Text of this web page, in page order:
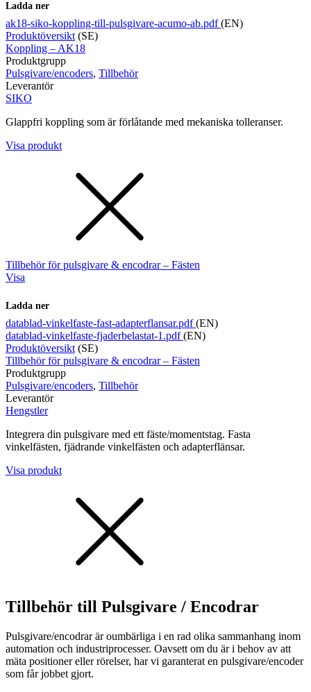
Ladda ner
ak18-siko-koppling-till-pulsgivare-acumo-ab.pdf(EN)
Produktöversikt (SE)
Koppling – AK18
Produktgrupp
Pulsgivare/encoders, Tillbehör
Leverantör
SIKO
Glappfri koppling som är förlåtande med mekaniska tolleranser.
Visa produkt
Tillbehör för pulsgivare & encodrar – Fästen
Visa
Ladda ner
datablad-vinkelfaste-fast-adapterflansar.pdf(EN)
datablad-vinkelfaste-fjaderbelastat-1.pdf(EN)
Produktöversikt (SE)
Tillbehör för pulsgivare & encodrar – Fästen
Produktgrupp
Pulsgivare/encoders, Tillbehör
Leverantör
Hengstler
Integrera din pulsgivare med ett fäste/momentstag. Fasta
vinkelfästen, fjädrande vinkelfästen och adapterflänsar.
Visa produkt
Tillbehör till Pulsgivare / Encodrar
Pulsgivare/encodrar är oumbärliga i en rad olika sammanhang inom
automation och industriprocesser. Oavsett om du är i behov av att
mäta positioner eller rörelser, har vi garanterat en pulsgivare/encoder
som får jobbet gjort.